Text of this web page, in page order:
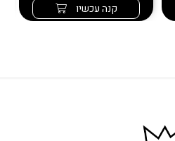
קנה עכשיו